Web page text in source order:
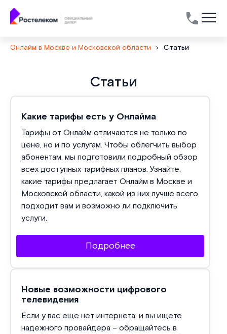
Онлайм в Москве и Московской области › Статьи
Статьи
статей
Какие тарифы есть у Онлайма
Тарифы от Онлайм отличаются не только по
цене, но и по услугам. Чтобы облегчить выбор
абонентам, мы подготовили подробный обзор
всех доступных тарифных планов. Узнайте,
какие тарифы предлагает Онлайм в Москве и
Московской области, какой из них лучше всего
подходит вам и возможно ли подключить
услуги.
Подробнее
Новые возможности цифрового
телевидения
Если у вас еще нет интернета, и вы ищете
надежного провайдера – обращайтесь в